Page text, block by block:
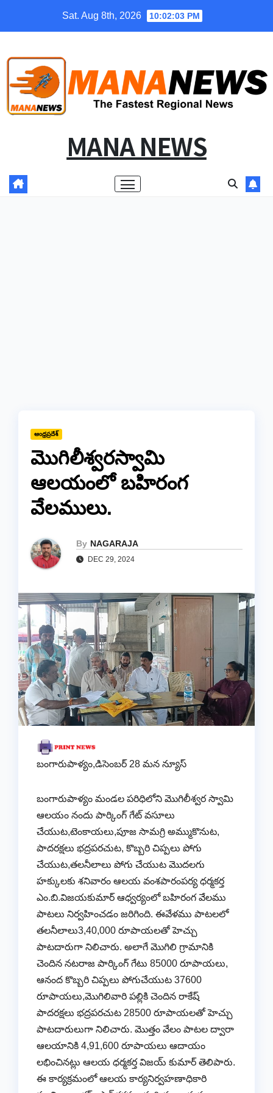
Sat. Aug 8th, 2026 10:02:04 PM
MANA NEWS
ఆంధ్రప్రదేశ్
మొగిలీశ్వరస్వామి
ఆలయంలో బహిరంగ
వేలములు.
By NAGARAJA
DEC 29, 2024
బంగారుపాళ్యం,డిసెంబర్ 28 మన న్యూస్
బంగారుపాళ్యం మండల పరిధిలోని మొగిలీశ్వర స్వామి
ఆలయం నందు పార్కింగ్ గేట్ వసూలు
చేయుట,టెంకాయలు,పూజ సామగ్రి అమ్ముకొనుట,
పాదరక్షలు భద్రపరచుట, కొబ్బరి చిప్పలు పోగు
చేయుట,తలనీలాలు పోగు చేయుట మొదలగు
హక్కులకు శనివారం ఆలయ వంశపారంపర్య ధర్మకర్త
ఎం.బి.విజయకుమార్ ఆధ్వర్యంలో బహిరంగ వేలము
పాటలు నిర్వహించడం జరిగింది. ఈవేళము పాటలలో
తలనీలాలు3,40,000 రూపాయలతో హెచ్చు
పాటదారుగా నిలిచారు. అలాగే మొగిలి గ్రామానికి
చెందిన నటరాజ పార్కింగ్ గేటు 85000 రూపాయలు,
ఆనంద కొబ్బరి చిప్పలు పోగుచేయుట 37600
రూపాయలు,మొగిలివారి పల్లికి చెందిన రాకేష్
పాదరక్షలు భద్రపరచుట 28500 రూపాయలతో హెచ్చు
పాటదారులుగా నిలిచారు. మొత్తం వేలం పాటల ద్వారా
ఆలయానికి 4,91,600 రూపాయలు ఆదాయం
లభించినట్లు ఆలయ ధర్మకర్త విజయ్ కుమార్ తెలిపారు.
ఈ కార్యక్రమంలో ఆలయ కార్యనిర్వహణాధికారి